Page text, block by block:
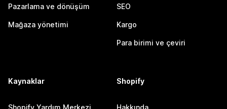
Pazarlama ve dönüşüm
Mağaza yönetimi
SEO
Kargo
Para birimi ve çeviri
Kaynaklar
Shopify Yardım Merkezi
Shopify
Hakkında